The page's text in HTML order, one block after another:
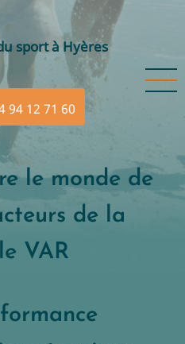
sport à Hyères
94 12 71 60
le monde de
de la
VAR